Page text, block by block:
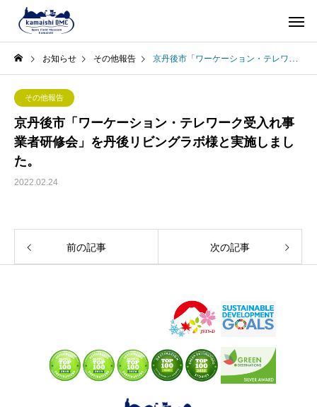
お知らせ その他報告 京丹後市「ワーケーション・テレワーク受入れ事業者研修会」を丹後リビングラボ様と実施しました。
その他報告
京丹後市「ワーケーション・テレワーク受入れ事
業者研修会」を丹後リビングラボ様と実施しまし
た。
2022.02.24
前の記事 次の記事